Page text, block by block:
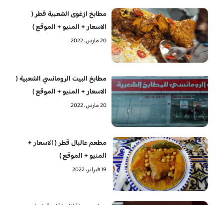
مطابخ ازغوى الشعبية قطر (
الاسعار + المنيو + الموقع )
20 مارس، 2022
مطابخ البيت الرومانسي الشعبية (
الاسعار + المنيو + الموقع )
20 مارس، 2022
مطعم عالبال قطر ( الاسعار +
المنيو + الموقع )
19 فبراير، 2022